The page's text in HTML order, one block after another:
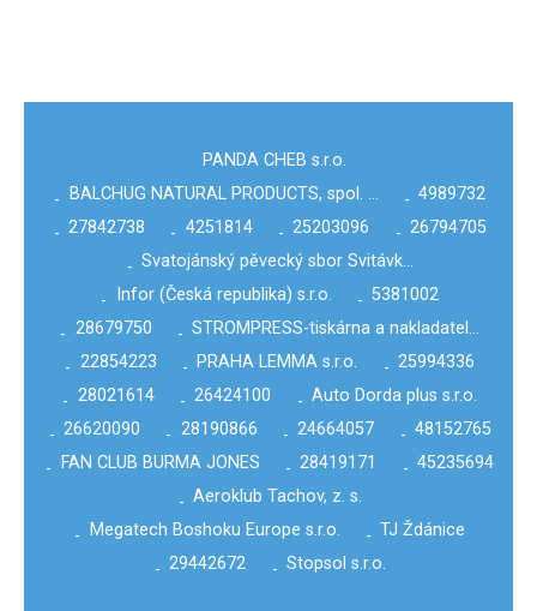
PANDA CHEB s.r.o.
-
BALCHUG NATURAL PRODUCTS, spol. … - 4989732
- 27842738 - 4251814 - 25203096 - 26794705
- Svatojánský pěvecký sbor Svitávk…
-
Infor (Česká republika) s.r.o. - 5381002
- 28679750 - STROMPRESS-tiskárna a nakladatel…
- 22854223 - PRAHA LEMMA s.r.o. - 25994336
- 28021614 - 26424100 - Auto Dorda plus s.r.o.
- 26620090 - 28190866 - 24664057 - 48152765
-
FAN CLUB BURMA JONES - 28419171 - 45235694
- Aeroklub Tachov, z. s.
-
Megatech Boshoku Europe s.r.o. - TJ Ždánice
- 29442672 - Stopsol s.r.o.